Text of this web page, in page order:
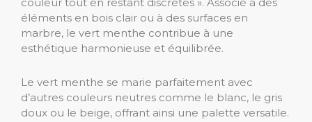
éléments en bois clair ou à des surfaces en
marbre, le vert menthe contribue à une
esthétique harmonieuse et équilibrée.
Le vert menthe se marie parfaitement avec
d’autres couleurs neutres comme le blanc, le gris
doux ou le beige, offrant ainsi une palette versatile.